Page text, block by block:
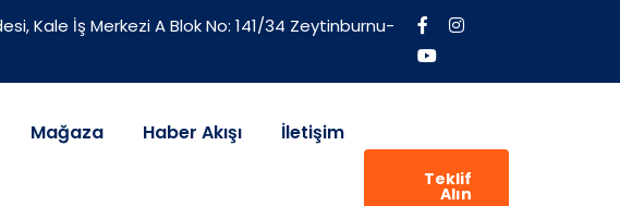
Kale İş Merkezi A Blok No: 141/34 Zeytinburnu-
Mağaza Haber Akışı İletişim
Teklif
Alın